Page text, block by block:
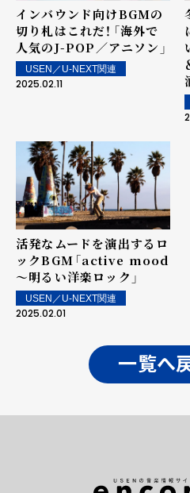
インバウンド向けBGMの
切り札はこれだ！――「海外で
人気のJ-POP／アニソン」
USEN／U-NEXT関連
2025.02.11
活発なムードを演出するロ
ックBGM――「active mood
～明るい洋楽ロック」
USEN／U-NEXT関連
2025.02.01
一覧へ